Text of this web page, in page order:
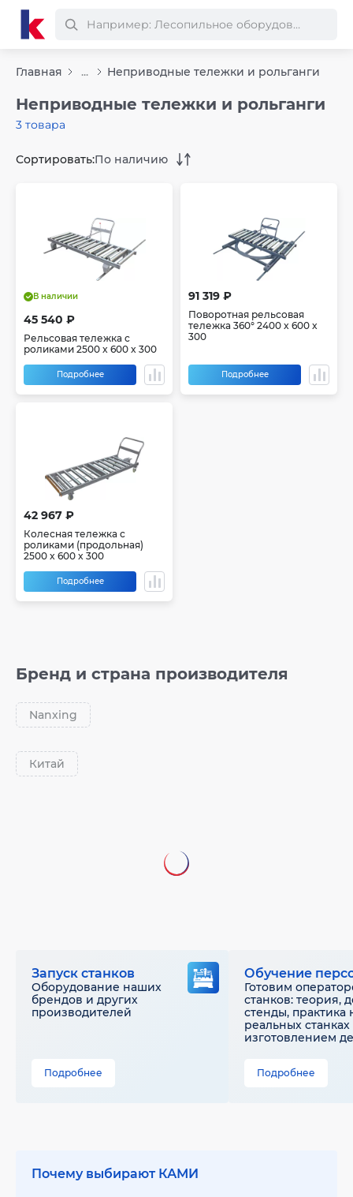
Главная ... Неприводные тележки и рольганги
Неприводные тележки и рольганги
3 товара
Сортировать:По наличию
В наличии
45 540 ₽
Рельсовая тележка с
роликами 2500 x 600 x 300
Подробнее
91 319 ₽
Поворотная рельсовая
тележка 360° 2400 x 600 x
300
Подробнее
42 967 ₽
Колесная тележка с
роликами (продольная)
2500 x 600 x 300
Подробнее
Бренд и страна производителя
Nanxing
Китай
Запуск станков
Оборудование наших
брендов и других
производителей
Подробнее
Обучение
Готовим
станков: теория,
стенды, практика
реальных станках
изготовлением
Подробнее
Почему выбирают КАМИ